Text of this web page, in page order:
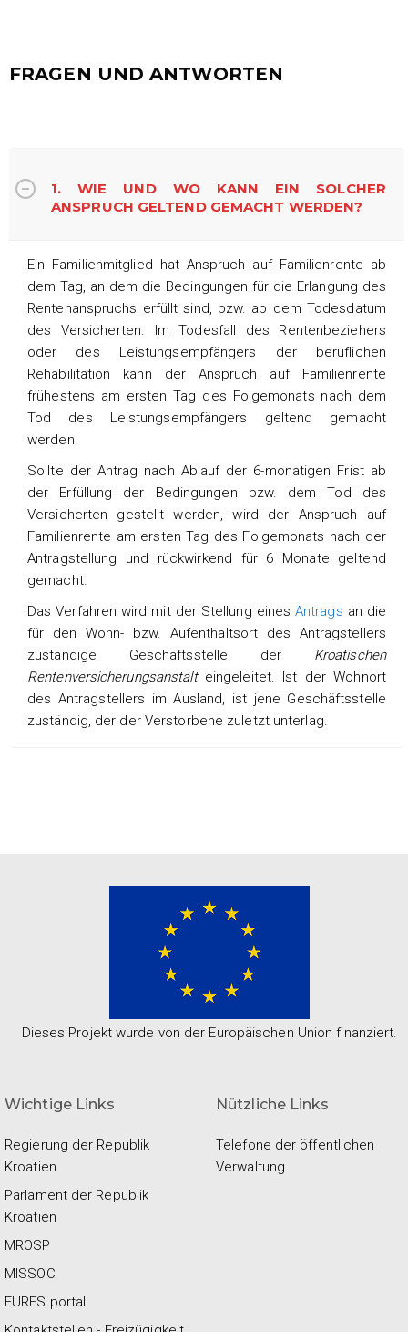
FRAGEN UND ANTWORTEN
1. WIE UND WO KANN EIN SOLCHER
ANSPRUCH GELTEND GEMACHT WERDEN?
Ein Familienmitglied hat Anspruch auf Familienrente ab
dem Tag, an dem die Bedingungen für die Erlangung des
Rentenanspruchs erfüllt sind, bzw. ab dem Todesdatum
des Versicherten. Im Todesfall des Rentenbeziehers
oder des Leistungsempfängers der beruflichen
Rehabilitation kann der Anspruch auf Familienrente
frühestens am ersten Tag des Folgemonats nach dem
Tod des Leistungsempfängers geltend gemacht
werden.
Sollte der Antrag nach Ablauf der 6-monatigen Frist ab
der Erfüllung der Bedingungen bzw. dem Tod des
Versicherten gestellt werden, wird der Anspruch auf
Familienrente am ersten Tag des Folgemonats nach der
Antragstellung und rückwirkend für 6 Monate geltend
gemacht.
Das Verfahren wird mit der Stellung eines Antrags an die
für den Wohn- bzw. Aufenthaltsort des Antragstellers
zuständige Geschäftsstelle der Kroatischen
Rentenversicherungsanstalt eingeleitet. Ist der Wohnort
des Antragstellers im Ausland, ist jene Geschäftsstelle
zuständig, der der Verstorbene zuletzt unterlag.
Dieses Projekt wurde von der Europäischen Union finanziert.
Wichtige Links
Regierung der Republik
Kroatien
Parlament der Republik
Kroatien
MROSP
MISSOC
EURES portal
Nützliche Links
Telefone der öffentlichen
Verwaltung